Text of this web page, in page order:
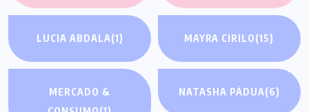
LUCIA ABDALA(1) MAYRA CIRILO(15)
MERCADO &
NATASHA PÁDUA(6)